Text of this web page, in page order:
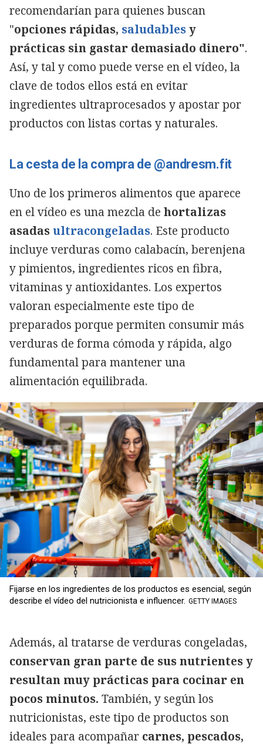
recomendarían para quienes buscan
"opciones rápidas, saludablesy
prácticas sin gastar demasiado dinero".
Así, y tal y como puede verse en el vídeo, la
clave de todos ellos está en evitar
ingredientes ultraprocesados y apostar por
productos con listas cortas y naturales.
La cesta de la compra de @andresm.fit
Uno de los primeros alimentos que aparece
en el vídeo es una mezcla de hortalizas
asadasultracongeladas. Este producto
incluye verduras como calabacín, berenjena
y pimientos, ingredientes ricos en fibra,
vitaminas y antioxidantes. Los expertos
valoran especialmente este tipo de
preparados porque permiten consumir más
verduras de forma cómoda y rápida, algo
fundamental para mantener una
alimentación equilibrada.
Fijarse en los ingredientes de los productos es esencial, según
describe el vídeo del nutricionista e influencer. GETTY IMAGES
Además, al tratarse de verduras congeladas,
conservan gran parte de sus nutrientes y
resultan muy prácticas para cocinar en
pocos minutos. También, y según los
nutricionistas, este tipo de productos son
ideales para acompañar carnes, pescados,